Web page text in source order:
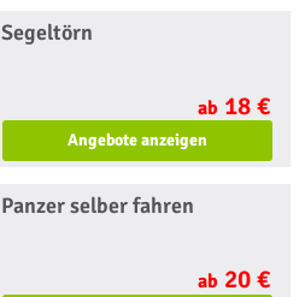
Segeltörn
ab 18 €
Angebote anzeigen
Panzer selber fahren
ab 20 €